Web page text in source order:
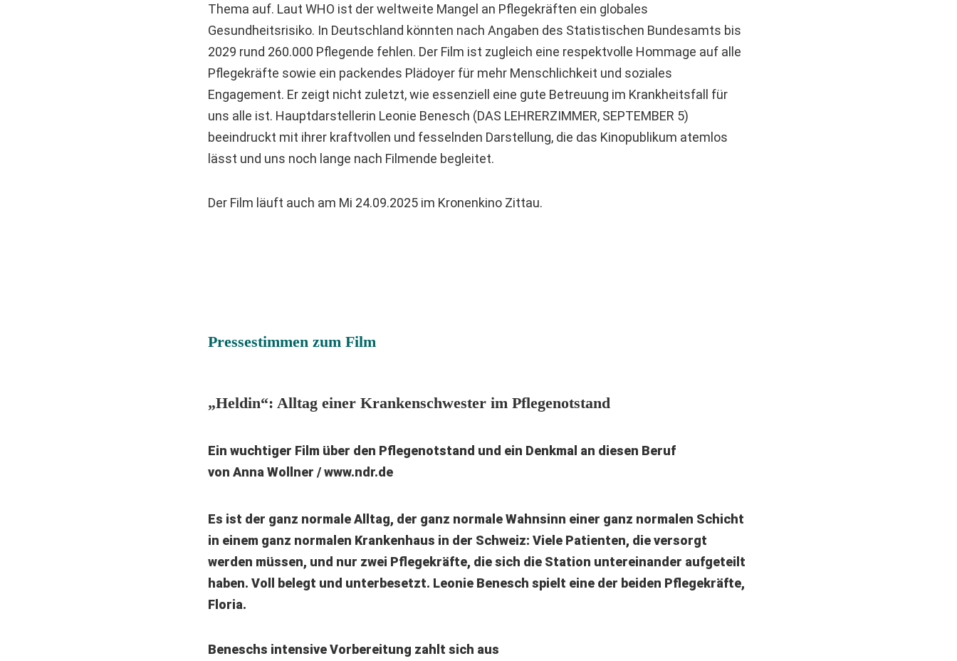
Thema auf. Laut WHO ist der weltweite Mangel an Pflegekräften ein globales
Gesundheitsrisiko. In Deutschland könnten nach Angaben des Statistischen Bundesamts bis
2029 rund 260.000 Pflegende fehlen. Der Film ist zugleich eine respektvolle Hommage auf alle
Pflegekräfte sowie ein packendes Plädoyer für mehr Menschlichkeit und soziales
Engagement. Er zeigt nicht zuletzt, wie essenziell eine gute Betreuung im Krankheitsfall für
uns alle ist. Hauptdarstellerin Leonie Benesch (DAS LEHRERZIMMER, SEPTEMBER 5)
beeindruckt mit ihrer kraftvollen und fesselnden Darstellung, die das Kinopublikum atemlos
lässt und uns noch lange nach Filmende begleitet.
Der Film läuft auch am Mi 24.09.2025 im Kronenkino Zittau.
Pressestimmen zum Film
„Heldin“: Alltag einer Krankenschwester im Pflegenotstand
Ein wuchtiger Film über den Pflegenotstand und ein Denkmal an diesen Beruf
von Anna Wollner / www.ndr.de
Es ist der ganz normale Alltag, der ganz normale Wahnsinn einer ganz normalen Schicht
in einem ganz normalen Krankenhaus in der Schweiz: Viele Patienten, die versorgt
werden müssen, und nur zwei Pflegekräfte, die sich die Station untereinander aufgeteilt
haben. Voll belegt und unterbesetzt. Leonie Benesch spielt eine der beiden Pflegekräfte,
Floria.
Beneschs intensive Vorbereitung zahlt sich aus